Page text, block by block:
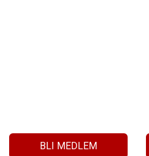
BLI MEDLEM